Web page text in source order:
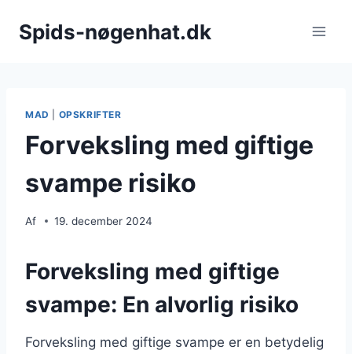
Spids-nøgenhat.dk
MAD OPSKRIFTER
Forveksling med giftige
svampe risiko
Af 19. december 2024
Forveksling med giftige
svampe: En alvorlig risiko
Forveksling med giftige svampe er en betydelig